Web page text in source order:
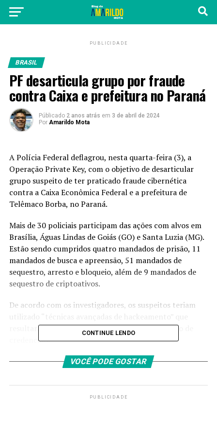
PUBLICIDADE
BRASIL
PF desarticula grupo por fraude
contra Caixa e prefeitura no Paraná
Públicado 2 anos atrás em 3 de abril de 2024
Por Amarildo Mota
A Polícia Federal deflagrou, nesta quarta-feira (3), a
Operação Private Key, com o objetivo de desarticular
grupo suspeito de ter praticado fraude cibernética
contra a Caixa Econômica Federal e a prefeitura de
Telêmaco Borba, no Paraná.
Mais de 30 policiais participam das ações com alvos em
Brasília, Águas Lindas de Goiás (GO) e Santa Luzia (MG).
Estão sendo cumpridos quatro mandados de prisão, 11
mandados de busca e apreensão, 51 mandados de
sequestro, arresto e bloqueio, além de 9 mandados de
sequestro de criptoativos.
De acordo com os investigadores, os suspeitos teriam
resultaram na criação de umsitefalso para roubo de
credenciais.
“Por meio desse site, induziram um servidor da
informações delogine senha, que foram
posteriormente utilizadas para acessar o sistema
CONTINUE LENDO
VOCÊ PODE GOSTAR
PUBLICIDADE